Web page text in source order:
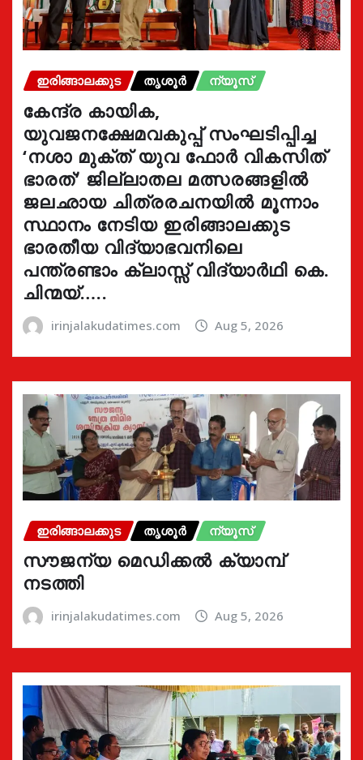
ഇരിങ്ങാലക്കുട തൃശൂർ ന്യൂസ്
കേന്ദ്ര കായിക,
യുവജനക്ഷേമവകുപ്പ് സംഘടിപ്പിച്ച
‘നശാ മുക്ത് യുവ ഫോർ വികസിത്
ഭാരത്’ ജില്ലാതല മത്സരങ്ങളിൽ
ജലഛായ ചിത്രരചനയിൽ മൂന്നാം
സ്ഥാനം നേടിയ ഇരിങ്ങാലക്കുട
ഭാരതീയ വിദ്യാഭവനിലെ
പന്ത്രണ്ടാം ക്ലാസ്സ് വിദ്യാർഥി കെ.
ചിന്മയ്…..
irinjalakudatimes.com Aug 5, 2026
ഇരിങ്ങാലക്കുട തൃശൂർ ന്യൂസ്
സൗജന്യ മെഡിക്കൽ ക്യാമ്പ്
നടത്തി
irinjalakudatimes.com Aug 5, 2026